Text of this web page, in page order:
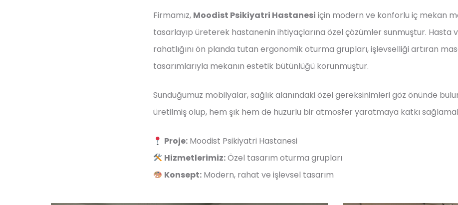
Firmamız, Moodist Psikiyatri Hastanesi için modern ve konforlu iç mekan
tasarlayıp üreterek hastanenin ihtiyaçlarına özel çözümler sunmuştur. Hasta
rahatlığını ön planda tutan ergonomik oturma grupları, işlevselliği artıran
tasarımlarıyla mekanın estetik bütünlüğü korunmuştur.
Sunduğumuz mobilyalar, sağlık alanındaki özel gereksinimleri göz önünde
üretilmiş olup, hem şık hem de huzurlu bir atmosfer yaratmaya katkı
Proje: Moodist Psikiyatri Hastanesi
Hizmetlerimiz:Özel tasarım oturma grupları
Konsept: Modern, rahat ve işlevsel tasarım